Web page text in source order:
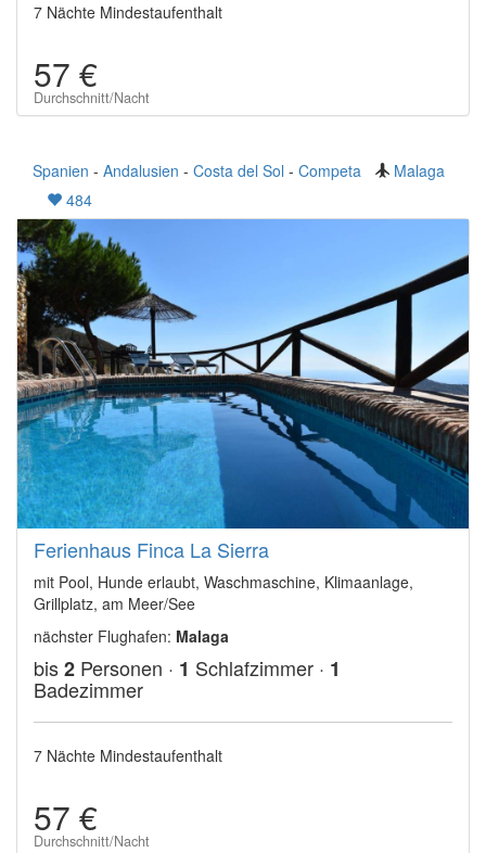
7 Nächte Mindestaufenthalt
57 €
Durchschnitt/Nacht
Spanien - Andalusien - Costa del Sol - Competa
Malaga
484
Ferienhaus Finca La Sierra
mit Pool, Hunde erlaubt, Waschmaschine, Klimaanlage,
Grillplatz, am Meer/See
nächster Flughafen: Malaga
bis2 Personen · 1 Schlafzimmer · 1
Badezimmer
7 Nächte Mindestaufenthalt
57 €
Durchschnitt/Nacht